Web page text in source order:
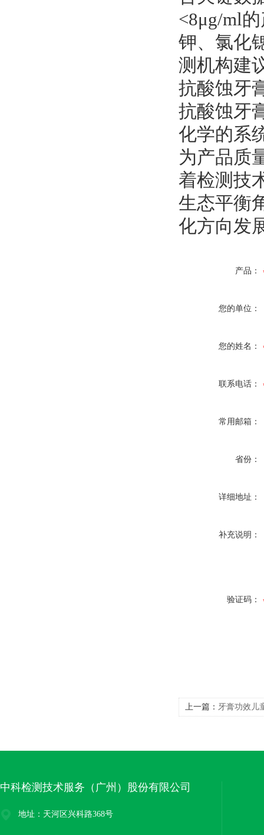
<8μg/ml
钾、氯化
测机构建
抗酸蚀牙
抗酸蚀牙
化学的系
为产品质
着检测技
生态平衡
化方向发
产品：
您的单位：
您的姓名：
联系电话：
常用邮箱：
省份：
详细地址：
补充说明：
验证码：
上一篇： 牙膏功效儿
中科检测技术服务（广州）股份有限公司
地址：天河区兴科路368号